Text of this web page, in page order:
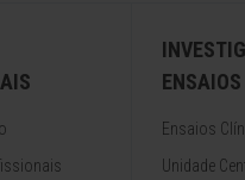
Ensaios
Unidade